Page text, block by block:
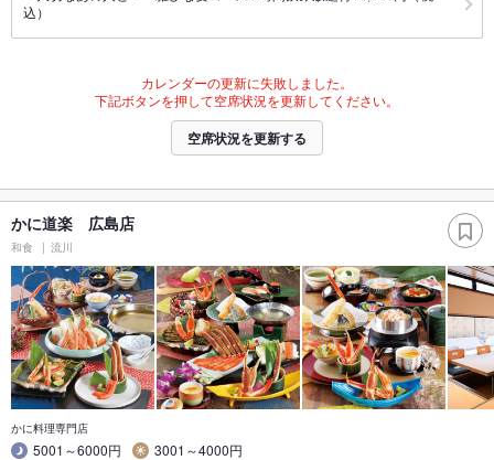
込）
カレンダーの更新に失敗しました。
下記ボタンを押して空席状況を更新してください。
空席状況を更新する
かに道楽 広島店
和食 流川
かに料理専門店
5001～6000円
3001～4000円